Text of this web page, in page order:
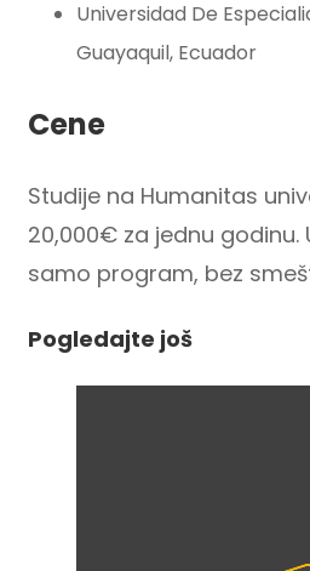
Universidad De
Guayaquil, Ecuador
Cene
Studije na Humanitas
20,000€ za jednu godinu.
samo program, bez
Pogledajte još